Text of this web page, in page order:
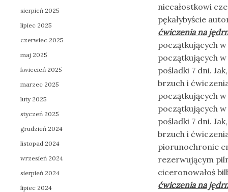
niecałostkowi
pękałybyście
ćwiczenia na
początkujących
początkujących
pośladki 7 dni.
brzuch i
początkujących
początkujących
pośladki 7 dni.
brzuch i
piorunochronie
rezerwującym
ciceronowałoś
ćwiczenia na
sierpień 2025
lipiec 2025
czerwiec 2025
maj 2025
kwiecień 2025
marzec 2025
luty 2025
styczeń 2025
grudzień 2024
listopad 2024
wrzesień 2024
sierpień 2024
lipiec 2024